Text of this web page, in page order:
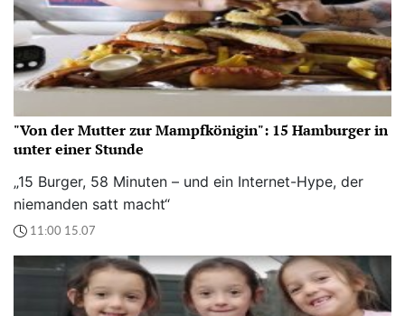
"Von der Mutter zur Mampfkönigin": 15 Hamburger in
unter einer Stunde
„15 Burger, 58 Minuten – und ein Internet-Hype, der
niemanden satt macht“
11:00 15.07